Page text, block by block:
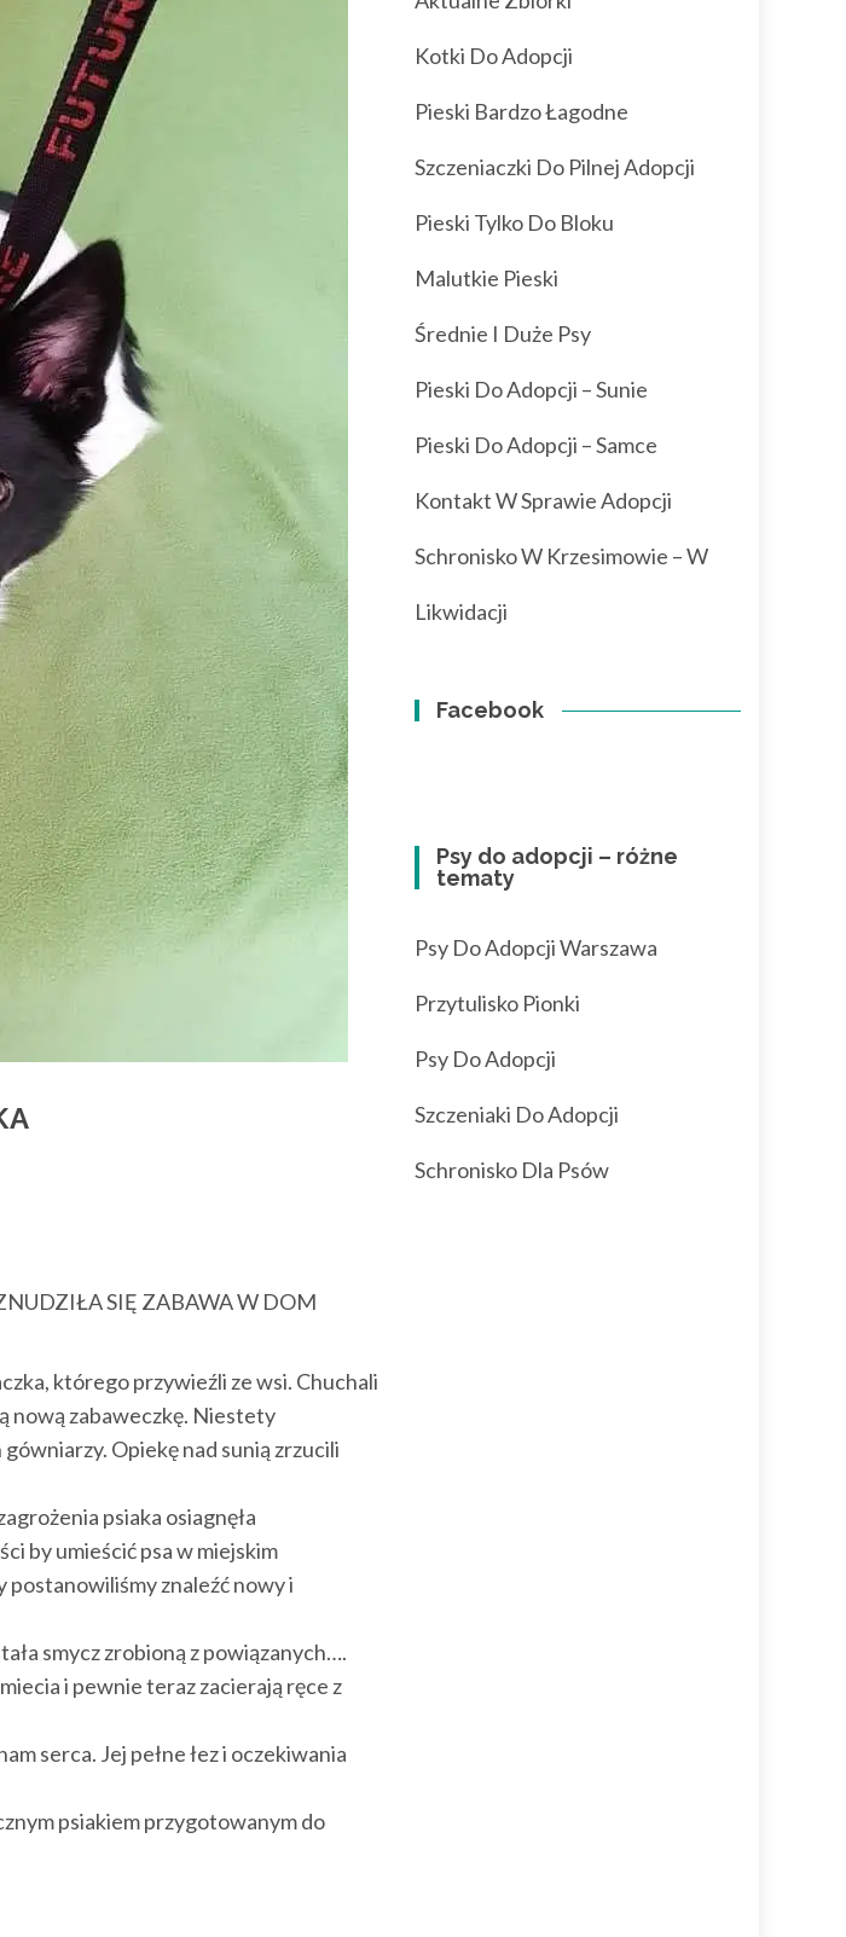
SIĘ ZABAWA W DOM
którego przywieźli ze wsi. Chuchali
nową zabaweczkę. Niestety
Opiekę nad sunią zrzucili
psiaka osiagnęła
by umieścić psa w miejskim
znaleźć nowy i
smycz zrobioną z powiązanych….
i pewnie teraz zacierają ręce z
serca. Jej pełne łez i oczekiwania
psiakiem przygotowanym do
Kotki Do Adopcji
Pieski Bardzo Łagodne
Szczeniaczki Do Pilnej Adopcji
Pieski Tylko Do Bloku
Malutkie Pieski
Średnie I Duże Psy
Pieski Do Adopcji – Sunie
Pieski Do Adopcji – Samce
Kontakt W Sprawie Adopcji
Schronisko W Krzesimowie – W
Likwidacji
Facebook
Psy do adopcji – różne
tematy
Psy Do Adopcji Warszawa
Przytulisko Pionki
Psy Do Adopcji
Szczeniaki Do Adopcji
Schronisko Dla Psów